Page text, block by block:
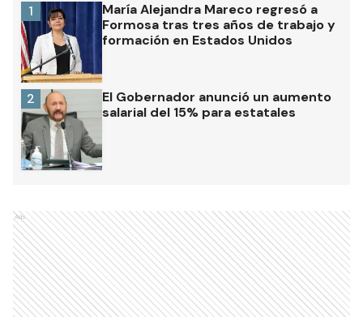
María Alejandra Mareco regresó a
Formosa tras tres años de trabajo y
formación en Estados Unidos
1
El Gobernador anunció un aumento
salarial del 15% para estatales
2
Ads